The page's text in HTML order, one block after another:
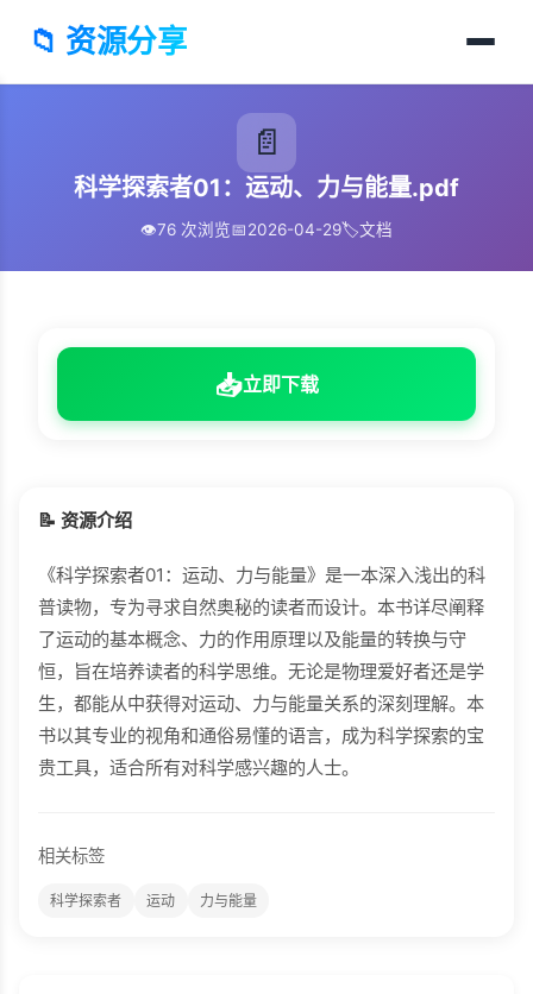
📁 资源分享
📄
科学探索者01：运动、力与能量.pdf
👁️76 次浏览📅2026-04-29🏷️文档
📥立即下载
📝 资源介绍
《科学探索者01：运动、力与能量》是一本深入浅出的科
普读物，专为寻求自然奥秘的读者而设计。本书详尽阐释
了运动的基本概念、力的作用原理以及能量的转换与守
恒，旨在培养读者的科学思维。无论是物理爱好者还是学
生，都能从中获得对运动、力与能量关系的深刻理解。本
书以其专业的视角和通俗易懂的语言，成为科学探索的宝
贵工具，适合所有对科学感兴趣的人士。
相关标签
科学探索者 运动 力与能量